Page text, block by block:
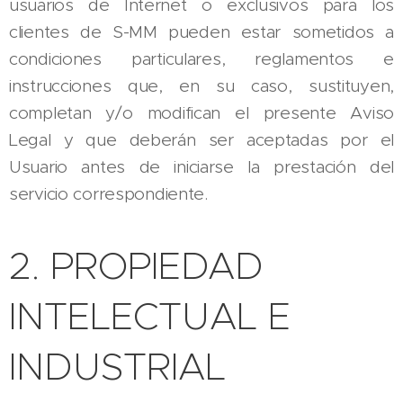
usuarios de Internet o exclusivos para los
clientes de S-MM pueden estar sometidos a
condiciones particulares, reglamentos e
instrucciones que, en su caso, sustituyen,
completan y/o modifican el presente Aviso
Legal y que deberán ser aceptadas por el
Usuario antes de iniciarse la prestación del
servicio correspondiente.
2. PROPIEDAD
INTELECTUAL E
INDUSTRIAL